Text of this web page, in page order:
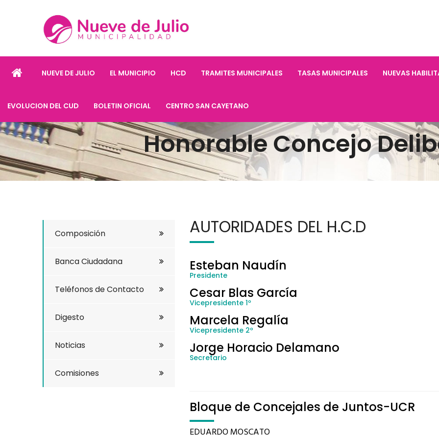
NUEVE DE JULIO EL MUNICIPIO HCD TRAMITES MUNICIPALES TASAS MUNICIPALES NUEVAS
EVOLUCION DEL CUD BOLETIN OFICIAL CENTRO SAN CAYETANO
Honorable Concejo
AUTORIDADES DEL H.C.D
Esteban Naudín
Presidente
Cesar Blas García
Vicepresidente 1º
Marcela Regalía
Vicepresidente 2º
Jorge Horacio Delamano
Secretario
Bloque de Concejales de Juntos-UCR
EDUARDO MOSCATO
Composición
Banca Ciudadana
Teléfonos de Contacto
Digesto
Noticias
Comisiones